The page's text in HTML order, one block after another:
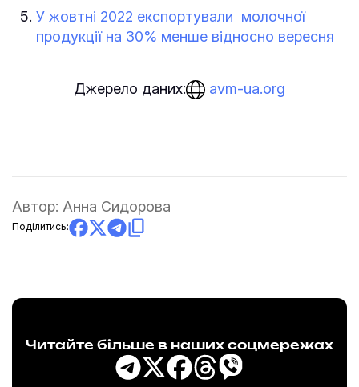
У жовтні 2022 експортували молочної
продукції на 30% менше відносно вересня
Джерело даних: avm-ua.org
Автор: Анна Сидорова
Поділитись:
Читайте більше в наших соцмережах